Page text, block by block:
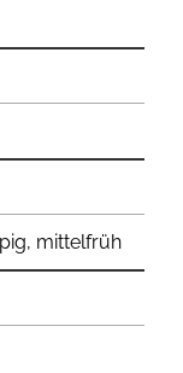
mittelfrüh